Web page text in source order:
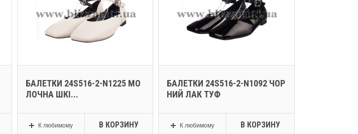
БАЛЕТКИ 24S516-2-N1225 МО
ЛОЧНА ШКІ...
К любимому В КОРЗИНУ
БАЛЕТКИ 24S516-2-N1092 ЧОР
НИЙ ЛАК ТУФ
К любимому В КОРЗИНУ